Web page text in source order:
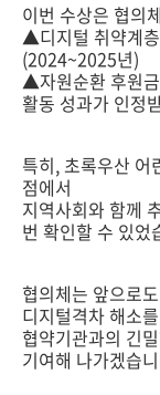
이번 수상은 협의
▲디지털 취약계
(2024~2025년)
▲자원순환 후원
활동 성과가 인정
특히, 초록우산 어
점에서
지역사회와 함께
번 확인할 수 있었
협의체는 앞으로
디지털격차 해소
협약기관과의 긴
기여해 나가겠습